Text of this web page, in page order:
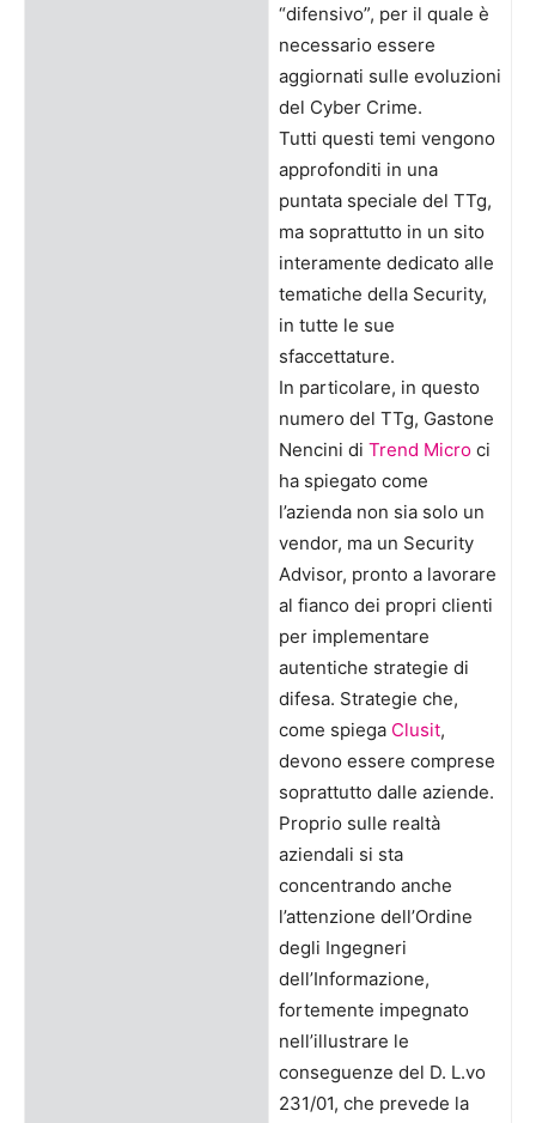
“difensivo”, per il quale è
necessario essere
aggiornati sulle evoluzioni
del Cyber Crime.
Tutti questi temi vengono
approfonditi in una
puntata speciale del TTg,
ma soprattutto in un sito
interamente dedicato alle
tematiche della Security,
in tutte le sue
sfaccettature.
In particolare, in questo
numero del TTg, Gastone
Nencini di Trend Micro ci
ha spiegato come
l’azienda non sia solo un
vendor, ma un Security
Advisor, pronto a lavorare
al fianco dei propri clienti
per implementare
autentiche strategie di
difesa. Strategie che,
come spiega Clusit,
devono essere comprese
soprattutto dalle aziende.
Proprio sulle realtà
aziendali si sta
concentrando anche
l’attenzione dell’Ordine
degli Ingegneri
dell’Informazione,
fortemente impegnato
nell’illustrare le
conseguenze del D. L.vo
231/01, che prevede la